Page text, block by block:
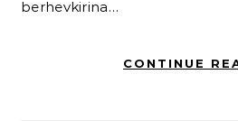
berhevkirina…
CONTINUE